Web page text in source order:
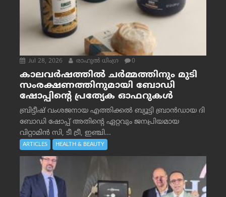
Jul 28, 2026 രാഹുല്‍ ധിംഗ്ര 0
കാലവർഷത്തിൽ ചർമ്മത്തിനും മുടി
സംരക്ഷണത്തിനുമായി ബോഡി
ഷോപ്പിന്റെ പ്രത്യേക ഓഫറുകൾ
ബ്രിട്ടീഷ് വംശജനായ എത്തിക്കൽ ബ്യൂട്ടി ബ്രാൻഡായ ദി
ബോഡി ഷോപ്പ് അതിന്റെ ഏറ്റവും ജനപ്രിയമായ
വിറ്റാമിൻ സി, ടീ ട്രീ, ഇഞ്ചി...
ARTICLES HEALTH & BEAUTY